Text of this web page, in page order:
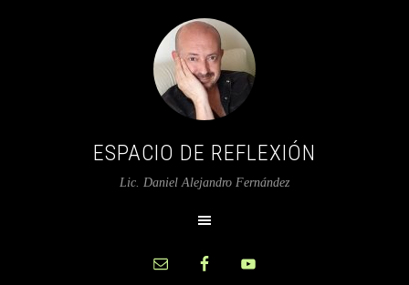
ESPACIO DE REFLEXIÓN
Lic. Daniel Alejandro Fernández